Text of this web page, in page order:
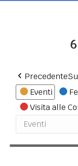
Precedente
Categorie
Eventi
Visita alle
Categorie